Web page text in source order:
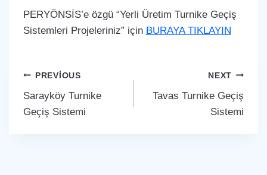
PERYÖNSİS’e özgü “Yerli Üretim Turnike Geçiş
Sistemleri Projeleriniz” için BURAYA TIKLAYIN
Yazı
gezinmesi
PREVIOUS
Sarayköy Turnike
Geçiş Sistemi
NEXT
Tavas Turnike Geçiş
Sistemi